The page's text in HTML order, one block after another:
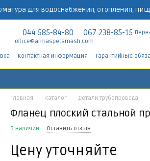
для водоснабжения, отопления,
044 585-84-80 067 238-85-15
office@armaspetsmash.com
Контактная информация Гарантийные
Главная Каталог Детали трубопровода
Фланец плоский стальной
В наличии Оставить отзыв
Цену уточняйте